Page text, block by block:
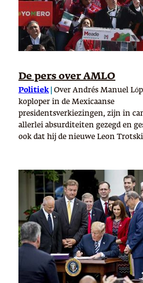
De pers over AMLO
Politiek
Over Andrés Manuel
koploper in de Mexicaanse
presidentsverkiezingen, zijn in
allerlei absurditeiten gezegd en
ook dat hij de nieuwe Leon